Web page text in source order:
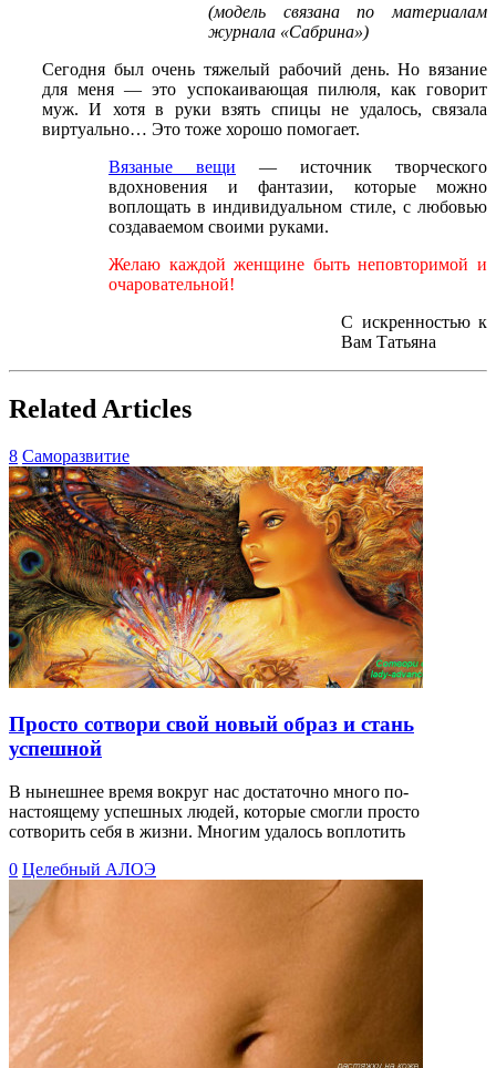
(модель связана по материалам
журнала «Сабрина»)
Сегодня был очень тяжелый рабочий день. Но вязание
для меня — это успокаивающая пилюля, как говорит
муж. И хотя в руки взять спицы не удалось, связала
виртуально… Это тоже хорошо помогает.
Вязаные вещи — источник творческого
вдохновения и фантазии, которые можно
воплощать в индивидуальном стиле, с любовью
создаваемом своими руками.
Желаю каждой женщине быть неповторимой и
очаровательной!
С искренностью к
Вам Татьяна
Related Articles
8 Саморазвитие
Просто сотвори свой новый образ и стань
успешной
В нынешнее время вокруг нас достаточно много по-
настоящему успешных людей, которые смогли просто
сотворить себя в жизни. Многим удалось воплотить
0 Целебный АЛОЭ